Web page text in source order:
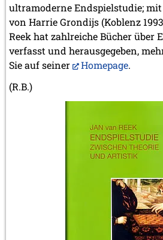
ultramoderne Endspielstudie;
von Harrie Grondijs (Koblenz
Reek hat zahlreiche Bücher über
verfasst und herausgegeben,
Sie auf seiner
Homepage.
(R.B.)